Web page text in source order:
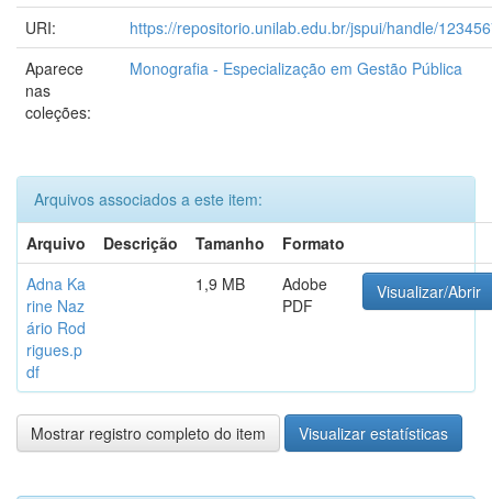
URI:
https://repositorio.unilab.edu.br/jspui/handle/
Aparece
nas
coleções:
Monografia - Especialização em Gestão Pública
Arquivos associados a este item:
Arquivo
Descrição Tamanho
Formato
Adna Ka
rine Naz
ário Rod
rigues.p
df
1,9 MB
Adobe
PDF
Visualizar/Abrir
Mostrar registro completo do item Visualizar estatísticas